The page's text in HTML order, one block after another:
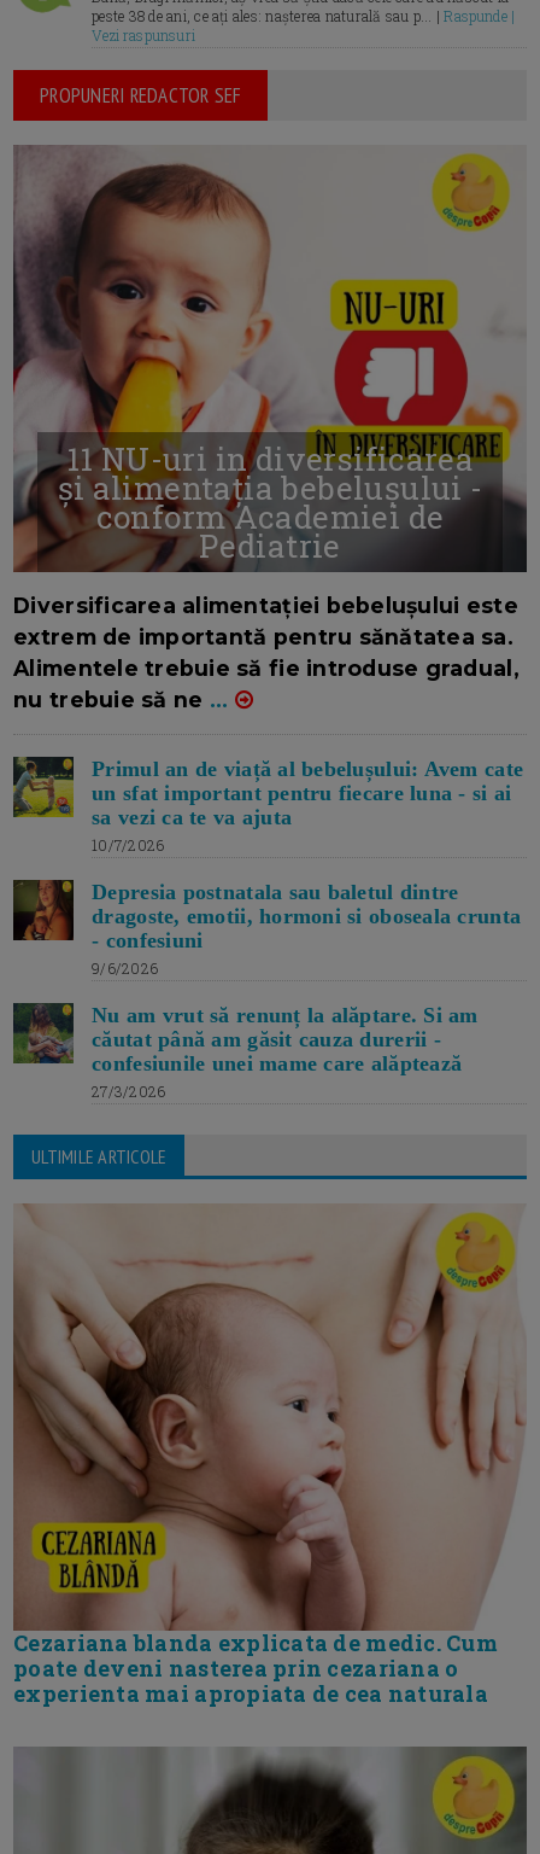
peste 38 de ani, ce ați ales: nașterea naturală sau p... |Raspunde |
Vezi raspunsuri
PROPUNERI REDACTOR SEF
11 NU-uri in diversificarea
și alimentația bebelușului -
conform Academiei de
Pediatrie
Diversificarea alimentației bebelușului este
extrem de importantă pentru sănătatea sa.
Alimentele trebuie să fie introduse gradual,
nu trebuie să ne ...
Primul an de viață al bebelușului: Avem cate
un sfat important pentru fiecare luna - si ai
sa vezi ca te va ajuta
10/7/2026
Depresia postnatala sau baletul dintre
dragoste, emotii, hormoni si oboseala crunta
- confesiuni
9/6/2026
Nu am vrut să renunț la alăptare. Si am
căutat până am găsit cauza durerii -
confesiunile unei mame care alăptează
27/3/2026
ULTIMILE ARTICOLE
Cezariana blanda explicata de medic. Cum
poate deveni nasterea prin cezariana o
experienta mai apropiata de cea naturala